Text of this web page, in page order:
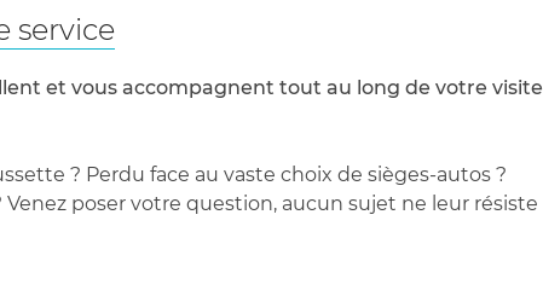
service
et vous accompagnent tout au long de votre visite
? Perdu face au vaste choix de sièges-autos ?
poser votre question, aucun sujet ne leur résiste